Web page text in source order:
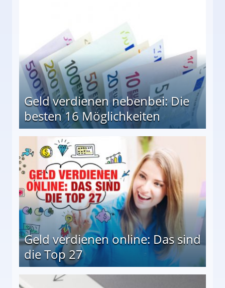
Geld verdienen nebenbei: Die
besten 16 Möglichkeiten
Geld verdienen online: Das sind
die Top 27